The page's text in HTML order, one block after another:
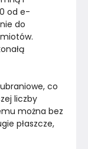
laminowanej
Nie dotyczy
laminowana
laminowana
od e-
do
co
liczby
można bez
płaszcze,